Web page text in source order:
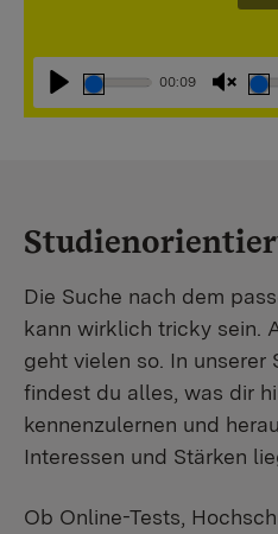
Abspielen
00:09
Die Suche nach dem
kann wirklich tricky sein.
geht vielen so. In unserer
findest du alles, was dir
kennenzulernen und
Interessen und Stärken
Ob Online-Tests,